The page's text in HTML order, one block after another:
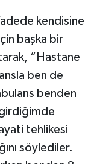
kendisine
başka bir
“Hastane
ben de
benden
tehlikesi
söylediler.